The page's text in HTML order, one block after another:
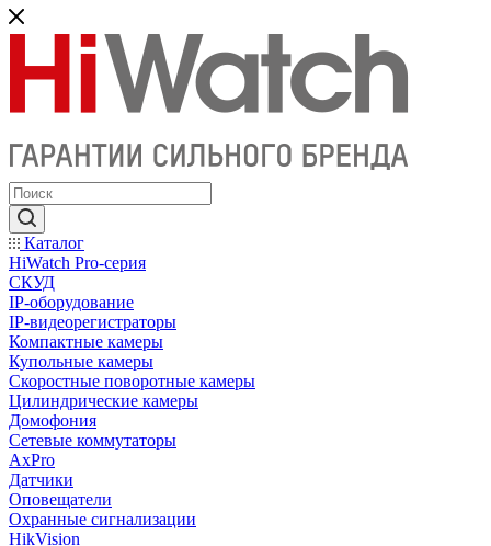
Каталог
HiWatch Pro-серия
CКУД
IP-оборудование
IP-видеорегистраторы
Компактные камеры
Купольные камеры
Скоростные поворотные камеры
Цилиндрические камеры
Домофония
Сетевые коммутаторы
AxPro
Датчики
Оповещатели
Охранные сигнализации
HikVision